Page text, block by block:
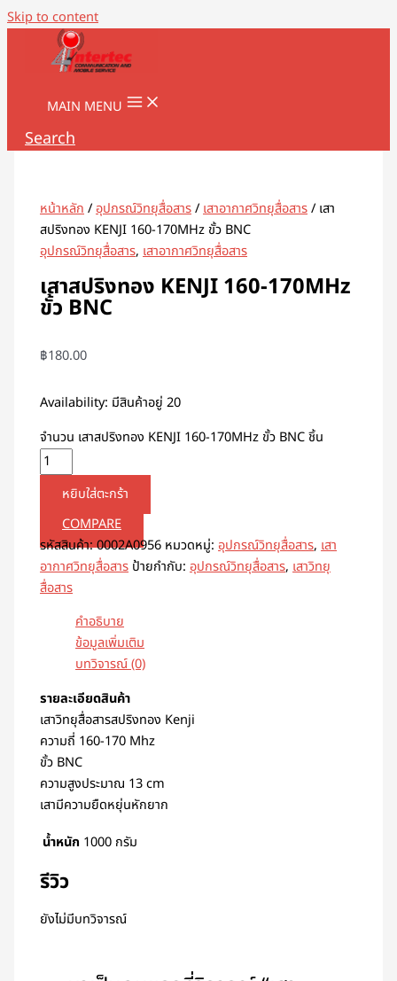
Skip to content
MAIN MENU
Search
หน้าหลัก/อุปกรณ์วิทยุสื่อสาร/เสาอากาศวิทยุสื่อสาร/ เสา
สปริงทอง KENJI 160-170MHz ขั้ว BNC
อุปกรณ์วิทยุสื่อสาร,เสาอากาศวิทยุสื่อสาร
เสาสปริงทอง KENJI 160-170MHz
ขั้ว BNC
฿180.00
Availability: มีสินค้าอยู่ 20
จำนวน เสาสปริงทอง KENJI 160-170MHz ขั้ว BNC ชิ้น
หยิบใส่ตะกร้า
COMPARE
รหัสสินค้า:0002A0956 หมวดหมู่:อุปกรณ์วิทยุสื่อสาร,เสา
อากาศวิทยุสื่อสาร ป้ายกำกับ:อุปกรณ์วิทยุสื่อสาร,เสาวิทยุ
สื่อสาร
คำอธิบาย
ข้อมูลเพิ่มเติม
บทวิจารณ์ (0)
รายละเอียดสินค้า
เสาวิทยุสื่อสารสปริงทอง Kenji
ความถี่ 160-170 Mhz
ขั้ว BNC
ความสูงประมาณ 13 cm
เสามีความยืดหยุ่นหักยาก
น้ำหนัก 1000 กรัม
รีวิว
ยังไม่มีบทวิจารณ์